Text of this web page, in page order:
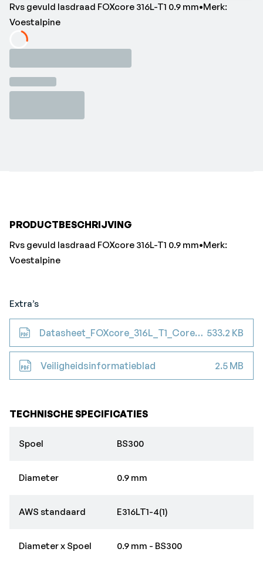
Rvs gevuld lasdraad FOXcore 316L-T1 0.9 mm•Merk:
Voestalpine
PRODUCTBESCHRIJVING
Rvs gevuld lasdraad FOXcore 316L-T1 0.9 mm•Merk:
Voestalpine
Extra’s
Datasheet_FOXcore_316L_T1_Cored_Wire 533.2 KB
Veiligheidsinformatieblad 2.5 MB
TECHNISCHE SPECIFICATIES
Spoel BS300
Diameter 0.9 mm
AWS standaard E316LT1-4(1)
Diameter x Spoel 0.9 mm - BS300